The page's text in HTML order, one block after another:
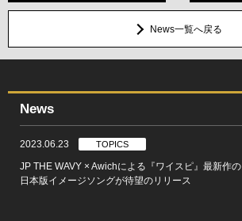
News一覧へ戻る
News
2023.06.23 TOPICS
JP THE WAVY × Awichによる『ワイスピ』最新作の
日本版イメージソングが待望のリリース